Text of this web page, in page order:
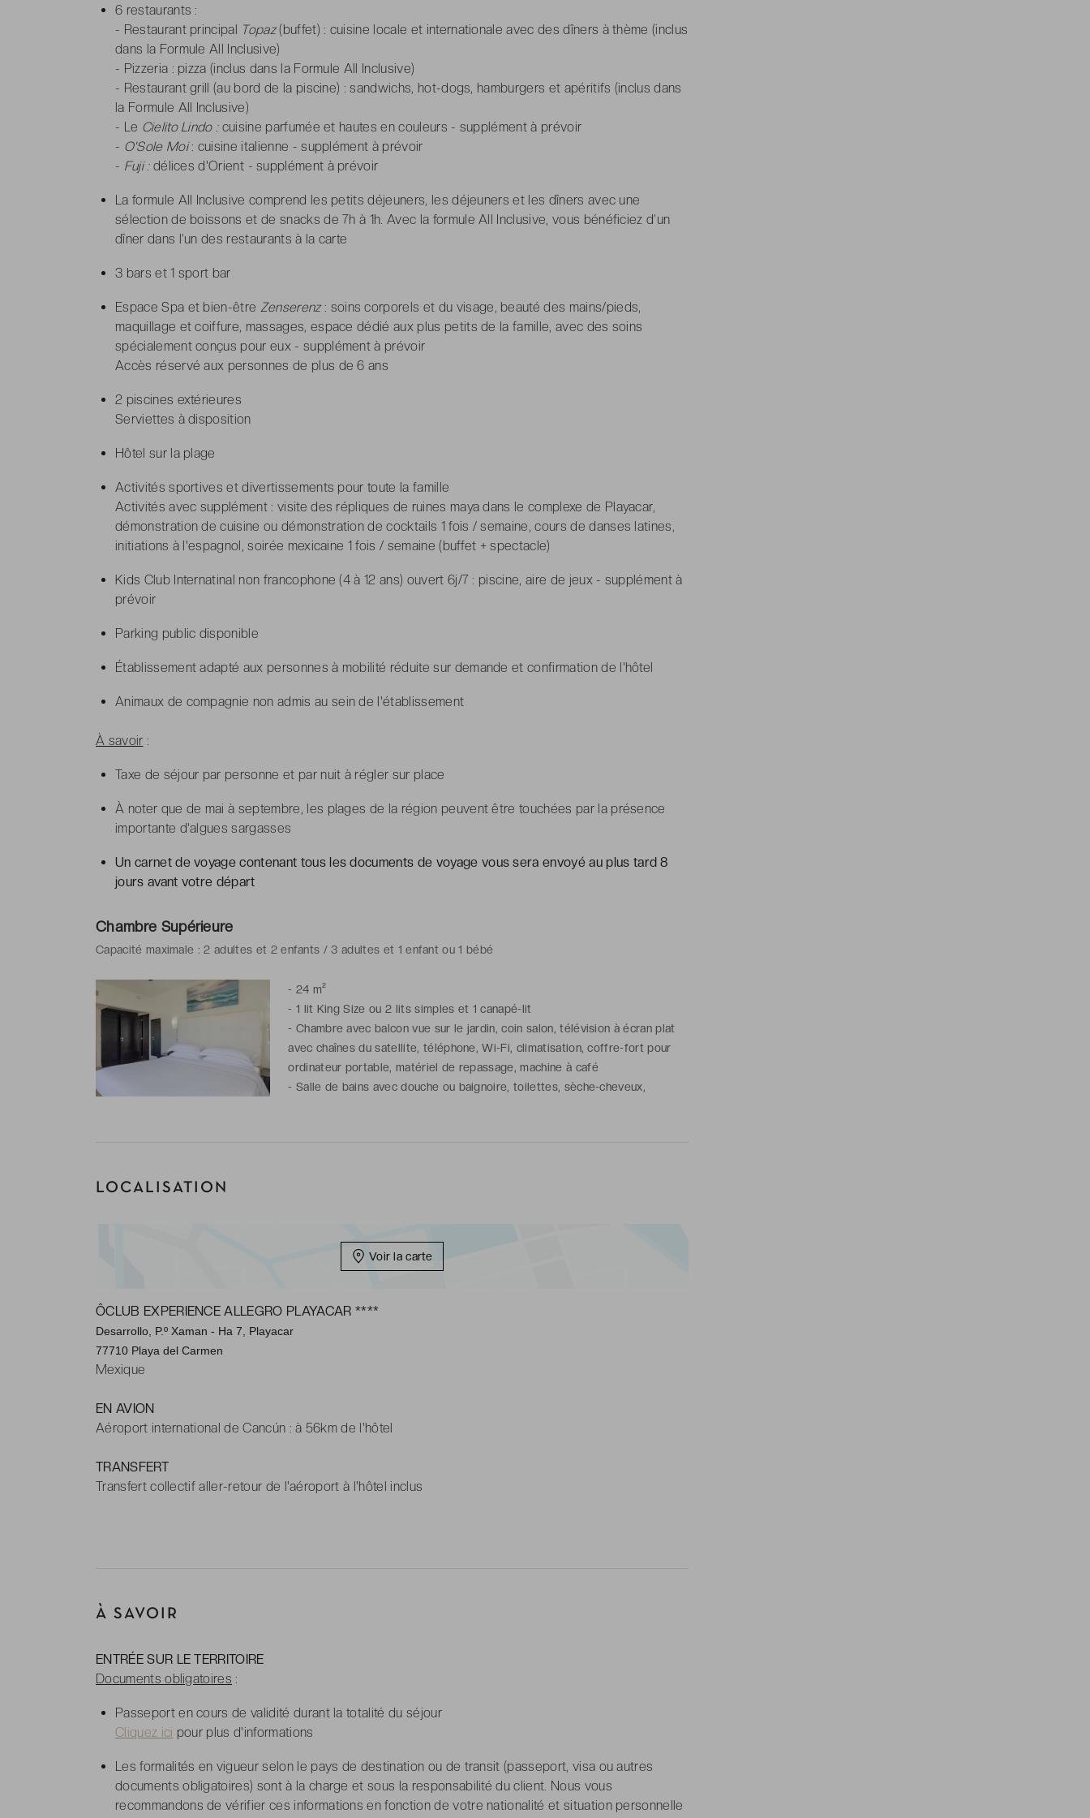
6 restaurants :
- Restaurant principal Topaz(buffet) : cuisine locale et internationale avec des dîners à thème (inclus
dans la Formule All Inclusive)
- Pizzeria : pizza (inclus dans la Formule All Inclusive)
- Restaurant grill (au bord de la piscine) :sandwichs, hot-dogs, hamburgers et apéritifs (inclus dans
la Formule All Inclusive)
- Le Cielito Lindo : cuisine parfumée et hautes en couleurs - supplément à prévoir
- O'Sole Moi: cuisine italienne - supplément à prévoir
- Fuji : délices d'Orient - supplément à prévoir
La formule All Inclusive comprend les petits déjeuners, les déjeuners et les dîners avec une
sélection de boissons et de snacks de 7h à 1h.Avec la formule All Inclusive, vous bénéficiez d’un
dîner dans l’un des restaurants à la carte
3 bars et 1 sport bar
Espace Spa et bien-être Zenserenz: soins corporels et du visage, beauté des mains/pieds,
maquillage et coiffure, massages, espace dédié aux plus petits de la famille, avec des soins
spécialement conçus pour eux - supplément à prévoir
Accès réservé aux personnes de plus de 6 ans
2 piscines extérieures
Serviettes à disposition
Hôtel sur la plage
Activités sportives et divertissements pour toute la famille
Activités avec supplément : visite des répliques de ruines maya dans le complexe de Playacar,
démonstration de cuisine ou démonstration de cocktails 1 fois / semaine, cours de danses latines,
initiations à l'espagnol, soirée mexicaine 1 fois / semaine (buffet + spectacle)
Kids Club Internatinal non francophone (4 à 12 ans) ouvert 6j/7 : piscine, aire de jeux - supplément à
prévoir
Parking public disponible
Établissement adapté aux personnes à mobilité réduite sur demande et confirmation de l'hôtel
Animaux de compagnie non admis au sein de l'établissement
À savoir :
Taxe de séjour par personne et par nuit à régler sur place
À noter que de mai à septembre, les plages de la région peuvent être touchées par la présence
importante d'algues sargasses
Un carnet de voyage contenant tous les documents de voyage vous sera envoyé au plus tard 8
jours avant votre départ
Chambre Supérieure
Capacité maximale : 2 adultes et 2 enfants / 3 adultes et 1 enfant ou 1 bébé
- 24 m²
- 1 lit King Size ou 2 lits simples et 1 canapé-lit
- Chambre avec balcon vue sur le jardin, coin salon, télévision à écran plat
avec chaînes du satellite, téléphone, Wi-Fi, climatisation, coffre-fort pour
ordinateur portable, matériel de repassage, machine à café
- Salle de bains avec douche ou baignoire, toilettes, sèche-cheveux,
LOCALISATION
Voir la carte
ÔCLUB EXPERIENCE ALLEGRO PLAYACAR ****
Desarrollo, P.º Xaman - Ha 7, Playacar
77710 Playa del Carmen
Mexique
EN AVION
Aéroport international de Cancún : à 56km de l'hôtel
TRANSFERT
Transfert collectif aller-retour de l'aéroport à l'hôtel inclus
À SAVOIR
ENTRÉE SUR LE TERRITOIRE
Documents obligatoires :
Passeport en cours de validité durant la totalité du séjour
Cliquez ici pour plus d'informations
Les formalités en vigueur selon le pays de destination ou de transit (passeport, visa ou autres
documents obligatoires) sont à la charge et sous la responsabilité du client. Nous vous
recommandons de vérifier ces informations en fonction de votre nationalité et situation personnelle